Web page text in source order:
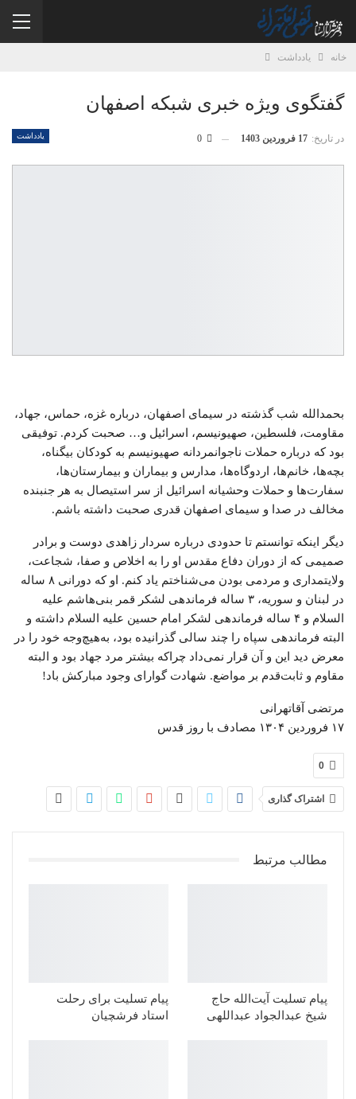
خانه یادداشت
گفتگوی ویژه خبری شبکه اصفهان
یادداشت در تاریخ: 17 فروردین 1403
بحمدالله شب گذشته در سیمای اصفهان، درباره غزه، حماس، جهاد،
مقاومت، فلسطین، صهیونیسم، اسرائیل و… صحبت کردم. توفیقی
بود که درباره حملات ناجوانمردانه صهیونیسم به کودکان بیگناه،
بچه‌ها، خانم‌ها، اردوگاه‌ها، مدارس و بیماران و بیمارستان‌ها،
سفارت‌ها و حملات وحشیانه اسرائیل از سر استیصال به هر جنبنده
مخالف در صدا و سیمای اصفهان قدری صحبت داشته باشم.
دیگر اینکه توانستم تا حدودی درباره سردار زاهدی دوست و برادر
صمیمی که از دوران دفاع مقدس او را به اخلاص و صفا، شجاعت،
ولایتمداری و مردمی بودن می‌شناختم یاد کنم. او که دورانی ۸ ساله
در لبنان و سوریه، ۳ ساله فرماندهی لشکر قمر بنی‌هاشم علیه
السلام و ۴ ساله فرماندهی لشکر امام حسین علیه السلام داشته و
البته فرماندهی سپاه را چند سالی گذرانیده بود، به‌هیچ‌وجه خود را در
معرض دید این و آن قرار نمی‌داد چراکه بیشتر مرد جهاد بود و البته
مقاوم و ثابت‌قدم بر مواضع. شهادت گوارای وجود مبارکش باد!
مرتضی آقاتهرانی
۱۷ فروردین ۱۳۰۴ مصادف با روز قدس
0
اشتراک گذاری
مطالب مرتبط
پیام تسلیت آیت‌الله حاج
شیخ عبدالجواد عبداللهی
پیام تسلیت برای رحلت
استاد فرشچیان